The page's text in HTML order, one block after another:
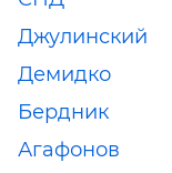
Джулинский
Демидко
Бердник
Агафонов